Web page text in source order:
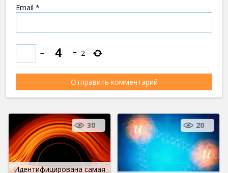
Email *
− = 2
Идентифицирована самая
30 20